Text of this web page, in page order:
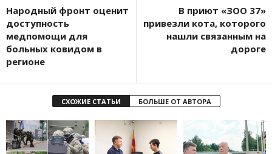
Народный фронт оценит
доступность
медпомощи для
больных ковидом в
регионе
В приют «ЗОО 37»
привезли кота, которого
нашли связанным на
дороге
СХОЖИЕ СТАТЬИ БОЛЬШЕ ОТ АВТОРА